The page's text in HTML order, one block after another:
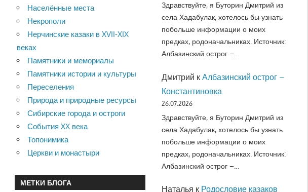
Населённые места
Некрополи
Нерчинские казаки в XVII-XIX
веках
Памятники и мемориалы
Памятники истории и культуры
Переселения
Природа и природные ресурсы
Сибирские города и остроги
События XX века
Топонимика
Церкви и монастыри
МЕТКИ БЛОГА
Здравствуйте, я Буторин Дмитрий из
села Хадабулак, хотелось бы узнать
побольше информации о моих
предках, родоначальниках. Источник:
Албазинский острог –…
Дмитрий к Албазинский острог –
Константиновка
26.07.2026
Здравствуйте, я Буторин Дмитрий из
села Хадабулак, хотелось бы узнать
побольше информации о моих
предках, родоначальниках. Источник:
Албазинский острог –…
Наталья к Родословие казаков